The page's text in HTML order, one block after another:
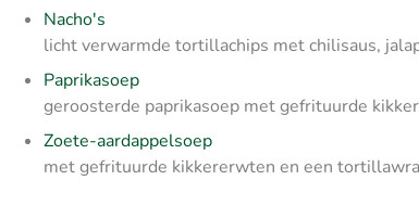
Nacho's
licht verwarmde tortillachips met chilisaus,
Paprikasoep
geroosterde paprikasoep met gefrituurde
Zoete-aardappelsoep
met gefrituurde kikkererwten en een